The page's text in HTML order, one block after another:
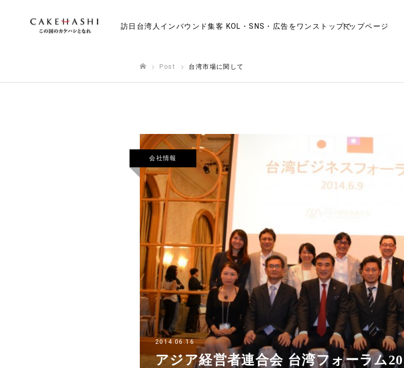
訪日台湾人インバウンド集客 KOL・SNS・広告をワンストップでトップページ
Post 台湾市場に関して
会社情報
2014.06.16
アジア経営者連合会 台湾フォーラム